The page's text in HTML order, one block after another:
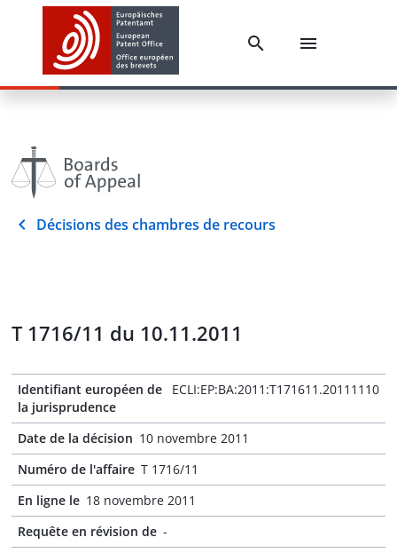
Décisions des chambres de recours
T 1716/11 du 10.11.2011
Identifiant européen de
la jurisprudence
ECLI:EP:BA:2011:T171611.20111110
Date de la décision 10 novembre 2011
Numéro de l'affaire T 1716/11
En ligne le 18 novembre 2011
Requête en révision de -